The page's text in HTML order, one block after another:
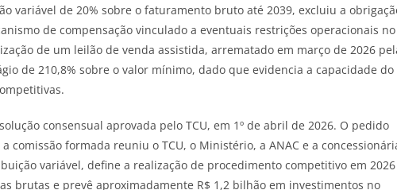
variável de 20% sobre o faturamento bruto até 2039, excluiu a
de compensação vinculado a eventuais restrições operacionais no
de um leilão de venda assistida, arrematado em março de 2026
de 210,8% sobre o valor mínimo, dado que evidencia a capacidade do
consensual aprovada pelo TCU, em 1º de abril de 2026. O pedido
comissão formada reuniu o TCU, o Ministério, a ANAC e a
variável, define a realização de procedimento competitivo em 2026
brutas e prevê aproximadamente R$ 1,2 bilhão em investimentos no